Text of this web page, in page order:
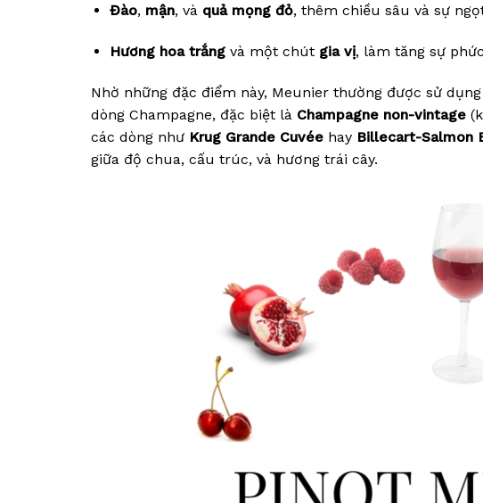
Đào, mận, và quả mọng đỏ, thêm chiều sâu và sự
Hương hoa trắngvà một chút gia vị, làm tăng sự
Nhờ những đặc điểm này, Meunier thường được sử
dòng Champagne, đặc biệt là Champagne non-vintage
các dòng như Krug Grande Cuvée hay Billecart-Salmon
giữa độ chua, cấu trúc, và hương trái cây.